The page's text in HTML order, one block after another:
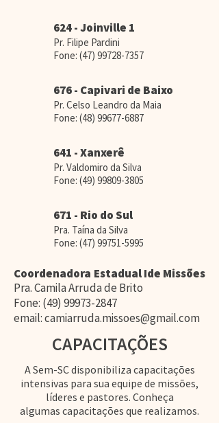
624 - Joinville 1
Pr. Filipe Pardini
Fone: (47) 99728-7357
676 - Capivari de Baixo
Pr. Celso Leandro da Maia
Fone: (48) 99677-6887
641 - Xanxerê
Pr. Valdomiro da Silva
Fone: (49) 99809-3805
671 - Rio do Sul
Pra. Taína da Silva
Fone: (47) 99751-5995
Coordenadora Estadual Ide Missões
Pra. Camila Arruda de Brito
Fone: (49) 99973-2847
email:camiarruda.missoes@gmail.com
CAPACITAÇÕES
A Sem-SC disponibiliza capacitações
intensivas para sua equipe de missões,
líderes e pastores. Conheça
algumas capacitações que realizamos.